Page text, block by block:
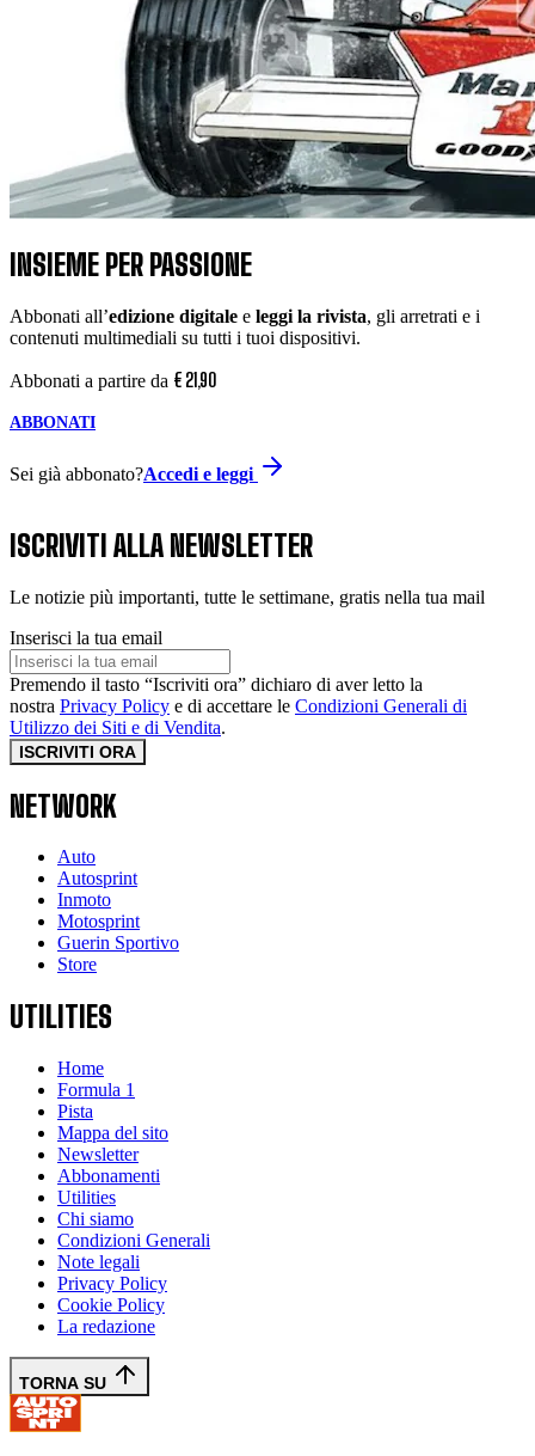
INSIEME PER PASSIONE
Abbonati all’edizione digitale e leggi la rivista, gli arretrati e i
contenuti multimediali su tutti i tuoi dispositivi.
Abbonati a partire da € 21,90
ABBONATI
Sei già abbonato?Accedi e leggi
ISCRIVITI ALLA NEWSLETTER
Le notizie più importanti, tutte le settimane, gratis nella tua mail
Inserisci la tua email
Premendo il tasto “Iscriviti ora” dichiaro di aver letto la
nostra Privacy Policy e di accettare le Condizioni Generali di
Utilizzo dei Siti e di Vendita.
ISCRIVITI ORA
NETWORK
Auto
Autosprint
Inmoto
Motosprint
Guerin Sportivo
Store
UTILITIES
Home
Formula 1
Pista
Mappa del sito
Newsletter
Abbonamenti
Utilities
Chi siamo
Condizioni Generali
Note legali
Privacy Policy
Cookie Policy
La redazione
TORNA SU